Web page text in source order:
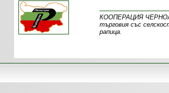
КООПЕРАЦИЯ
търговия със
рапица.